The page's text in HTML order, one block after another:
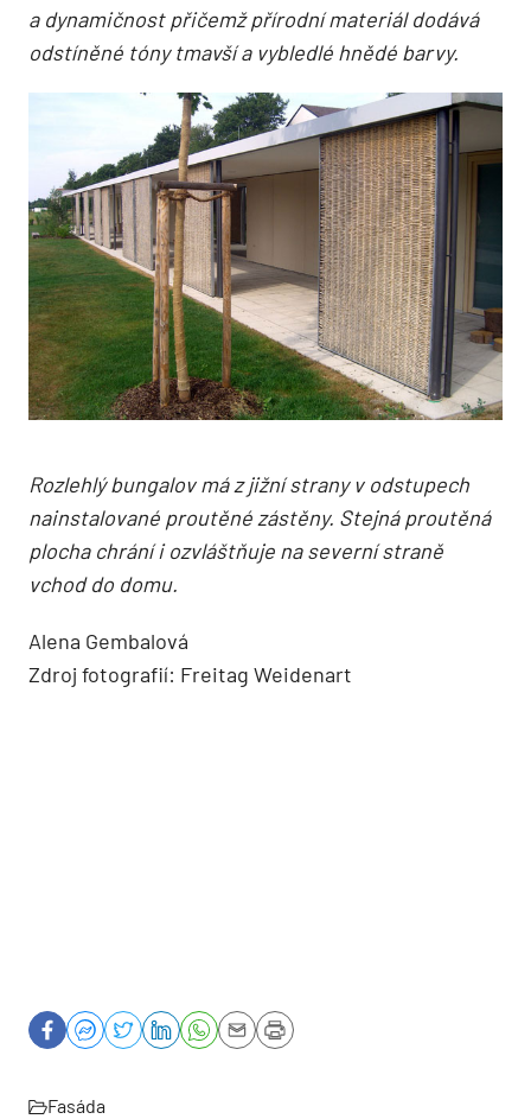
a dynamičnost přičemž přírodní materiál dodává
odstíněné tóny tmavší a vybledlé hnědé barvy.
Rozlehlý bungalov má z jižní strany v odstupech
nainstalované proutěné zástěny. Stejná proutěná
plocha chrání i ozvláštňuje na severní straně
vchod do domu.
Alena Gembalová
Zdroj fotografií: Freitag Weidenart
Fasáda